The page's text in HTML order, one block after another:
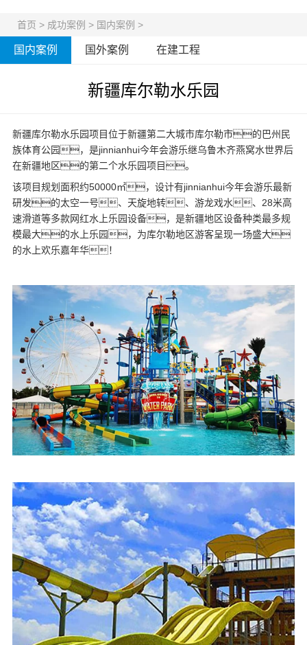
首页 > 成功案例 > 国内案例 >
国内案例 国外案例 在建工程
新疆库尔勒水乐园
新疆库尔勒水乐园项目位于新疆第二大城市库尔勒市的巴州民
族体育公园，是jinnianhui今年会游乐继乌鲁木齐燕窝水世界后
在新疆地区的第二个水乐园项目。
该项目规划面积约50000㎡，设计有jinnianhui今年会游乐最新
研发的太空一号、天旋地转、游龙戏水、28米高
速滑道等多款网红水上乐园设备，是新疆地区设备种类最多规
模最大的水上乐园，为库尔勒地区游客呈现一场盛大
的水上欢乐嘉年华！